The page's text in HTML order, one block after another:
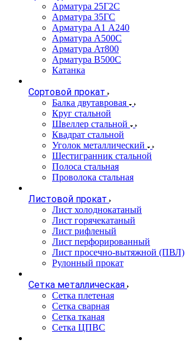
Арматура 25Г2С
Арматура 35ГС
Арматура А1 А240
Арматура А500С
Арматура Ат800
Арматура В500С
Катанка
Сортовой прокат
Балка двутавровая
Круг стальной
Швеллер стальной
Квадрат стальной
Уголок металлический
Шестигранник стальной
Полоса стальная
Проволока стальная
Листовой прокат
Лист холоднокатаный
Лист горячекатаный
Лист рифленый
Лист перфорированный
Лист просечно-вытяжной (ПВЛ)
Рулонный прокат
Сетка металлическая
Сетка плетеная
Сетка сварная
Сетка тканая
Сетка ЦПВС